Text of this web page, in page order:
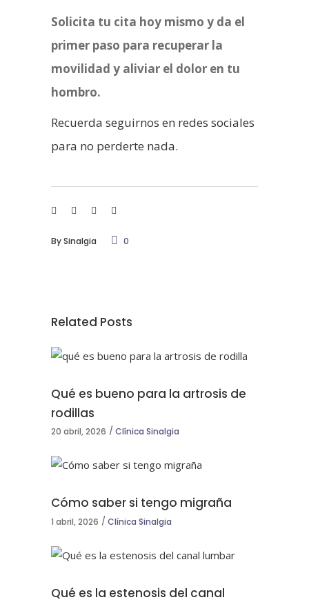
Solicita tu cita hoy mismo y da el
primer paso para recuperar la
movilidad y aliviar el dolor en tu
hombro.
Recuerda seguirnos en redes sociales
para no perderte nada.
BySinalgia 0
Related Posts
Qué es bueno para la artrosis de
rodillas
20 abril, 2026 Clínica Sinalgia
Cómo saber si tengo migraña
1 abril, 2026 Clínica Sinalgia
Qué es la estenosis del canal